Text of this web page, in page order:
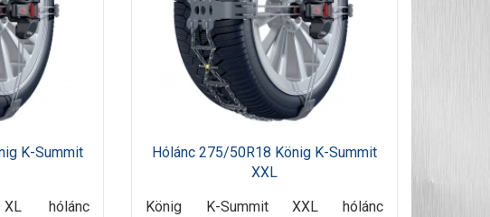
K-Summit
hólánc
Hólánc 275/50R18 König K-Summit
XXL
König K-Summit XXL hólánc